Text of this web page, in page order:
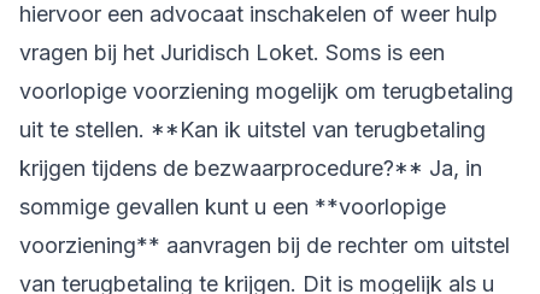
hiervoor een advocaat inschakelen of weer hulp
vragen bij het Juridisch Loket. Soms is een
voorlopige voorziening mogelijk om terugbetaling
uit te stellen. **Kan ik uitstel van terugbetaling
krijgen tijdens de bezwaarprocedure?** Ja, in
sommige gevallen kunt u een **voorlopige
voorziening** aanvragen bij de rechter om uitstel
van terugbetaling te krijgen. Dit is mogelijk als u